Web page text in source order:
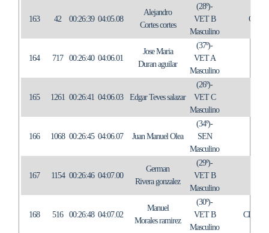
163 42 00:26:39 04:05.08
Alejandro
Cortes cortes
(28º)-
VET B
Masculino
C.A.
164 717 00:26:40 04:06.01
Jose Maria
Duran aguilar
(37º)-
VET A
Masculino
165 1261 00:26:41 04:06.03 Edgar Teves salazar
(26º)-
VET C
Masculino
166 1068 00:26:45 04:06.07 Juan Manuel Olea
(34º)-
SEN
Masculino
167 1154 00:26:46 04:07.00
German
Rivera gonzalez
(29º)-
VET B
Masculino
168 516 00:26:48 04:07.02
Manuel
Morales ramirez
(30º)-
VET B
Masculino
CLUB